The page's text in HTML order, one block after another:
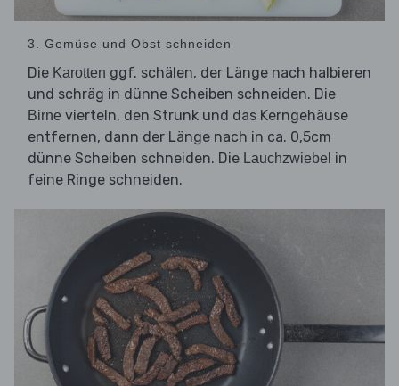
3. Gemüse und Obst schneiden
Die Karotten ggf. schälen, der Länge nach halbieren
und schräg in dünne Scheiben schneiden. Die
Birne vierteln, den Strunk und das Kerngehäuse
entfernen, dann der Länge nach in ca. 0,5cm
dünne Scheiben schneiden. Die Lauchzwiebel in
feine Ringe schneiden.